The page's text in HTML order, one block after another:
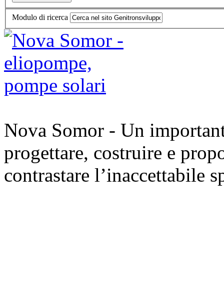
Modulo di ricerca
Nova Somor - Un
progettare, costruire e
contrastare l’inaccettabile